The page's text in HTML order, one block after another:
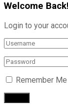
Welcome Back!
Login to your
Remember Me